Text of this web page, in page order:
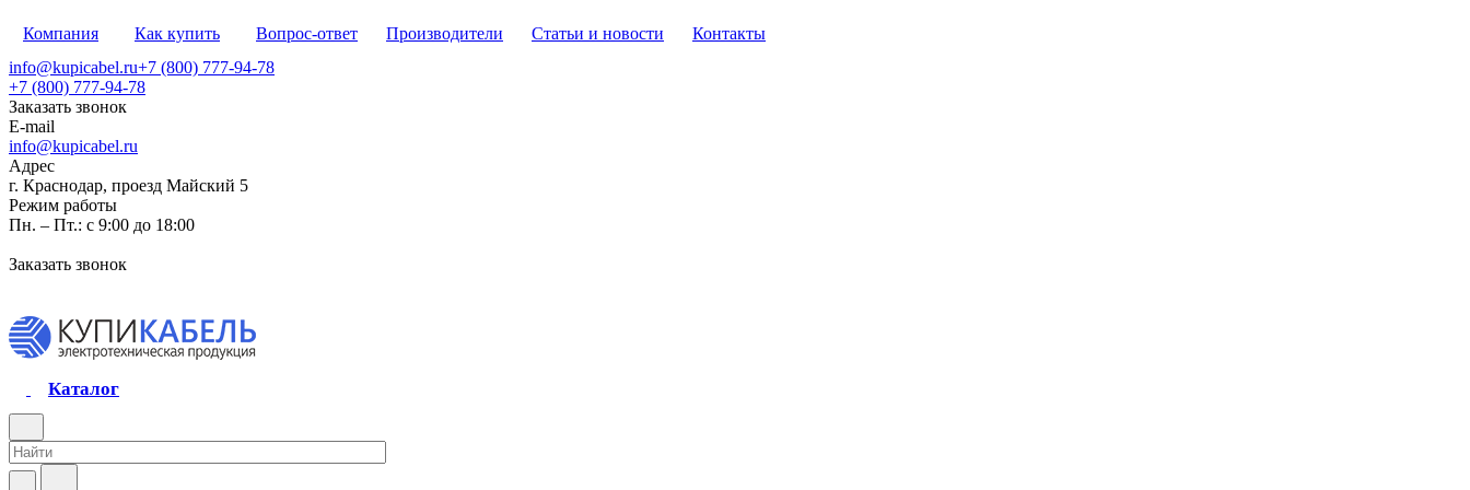
Компания Как купить Вопрос-ответ Производители Статьи и новости
Контакты
info@kupicabel.ru+7 (800) 777-94-78
+7 (800) 777-94-78
Заказать звонок
E-mail
info@kupicabel.ru
Адрес
г. Краснодар, проезд Майский 5
Режим работы
Пн. – Пт.: с 9:00 до 18:00
Заказать звонок
Каталог